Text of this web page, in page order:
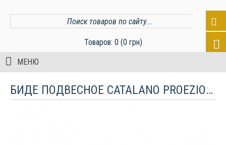
Товаров: 0 (0 грн)
МЕНЮ
БИДЕ ПОДВЕСНОЕ CATALANO PROEZIONI